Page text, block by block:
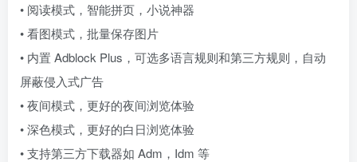
• 阅读模式，智能拼页，小说神器
• 看图模式，批量保存图片
• 内置 Adblock Plus，可选多语言规则和第三方规则，自动
屏蔽侵入式广告
• 夜间模式，更好的夜间浏览体验
• 深色模式，更好的白日浏览体验
• 支持第三方下载器如 Adm，Idm 等